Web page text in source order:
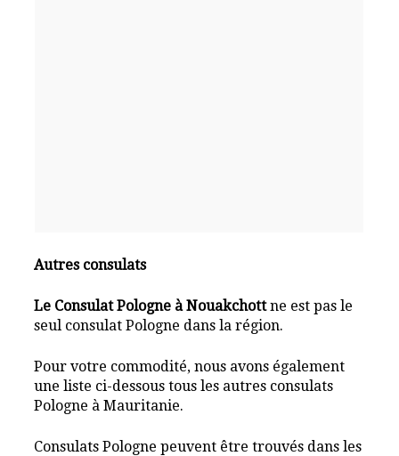
Autres consulats
Le Consulat Pologne à Nouakchottne est pas le
seul consulat Pologne dans la région.
Pour votre commodité, nous avons également
une liste ci-dessous tous les autres consulats
Pologne à Mauritanie.
Consulats Pologne peuvent être trouvés dans les